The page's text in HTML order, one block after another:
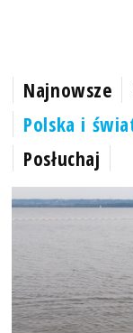
Najnowsze
Polska i
Posłuchaj